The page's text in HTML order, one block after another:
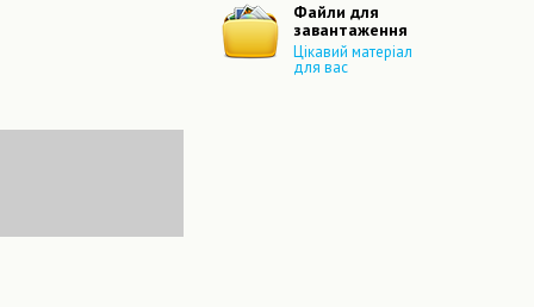
Файли для
завантаження
Цікавий матеріал
для вас